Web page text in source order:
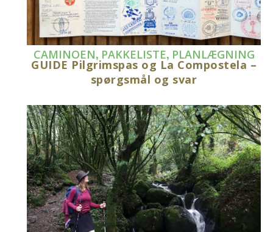
CAMINOEN, PAKKELISTE, PLANLÆGNING
GUIDE Pilgrimspas og La Compostela –
spørgsmål og svar